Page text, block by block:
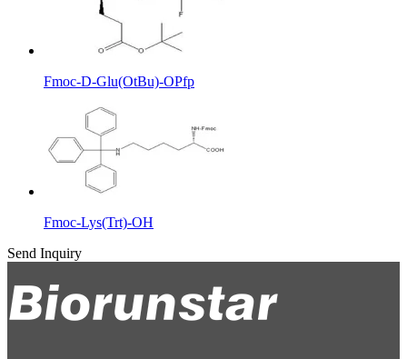
Fmoc-D-Glu(OtBu)-OPfp
Fmoc-Lys(Trt)-OH
Send Inquiry